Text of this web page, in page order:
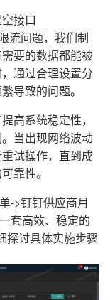
接口
流问题，我们制
要的数据都能被
通过合理设置分
导致的问题。
高系统稳定性，
当出现网络波动
试操作，直到成
靠性。
->钉钉供应商月
套高效、稳定的
探讨具体实施步骤